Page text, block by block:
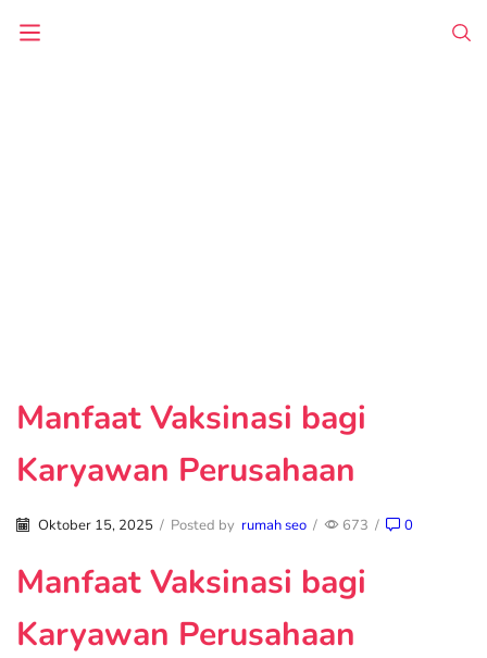
Manfaat Vaksinasi bagi
Karyawan Perusahaan
Oktober 15, 2025 / Posted by rumah seo / 673 / 0
Manfaat Vaksinasi bagi
Karyawan Perusahaan